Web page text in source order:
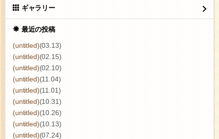
ギャラリー
最近の投稿
(untitled)(03.13)
(untitled)(02.15)
(untitled)(02.10)
(untitled)(11.04)
(untitled)(11.01)
(untitled)(10.31)
(untitled)(10.26)
(untitled)(10.13)
(untitled)(07.24)